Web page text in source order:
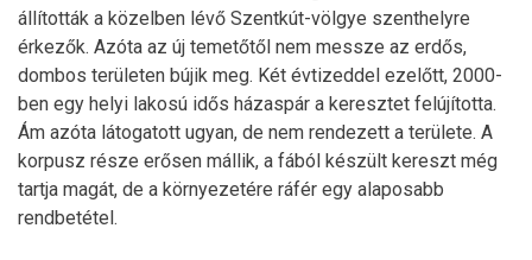
állították a közelben lévő Szentkút-völgye szenthelyre
érkezők. Azóta az új temetőtől nem messze az erdős,
dombos területen bújik meg. Két évtizeddel ezelőtt, 2000-
ben egy helyi lakosú idős házaspár a keresztet felújította.
Ám azóta látogatott ugyan, de nem rendezett a területe. A
korpusz része erősen mállik, a fából készült kereszt még
tartja magát, de a környezetére ráfér egy alaposabb
rendbetétel.